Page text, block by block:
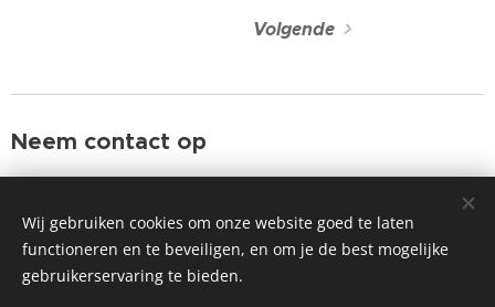
Volgende
Neem contact op
📧kleintjefotografie@hotmail.com
📞0640407882
Wij gebruiken cookies om onze website goed te laten
functioneren en te beveiligen, en om je de best mogelijke
gebruikerservaring te bieden.